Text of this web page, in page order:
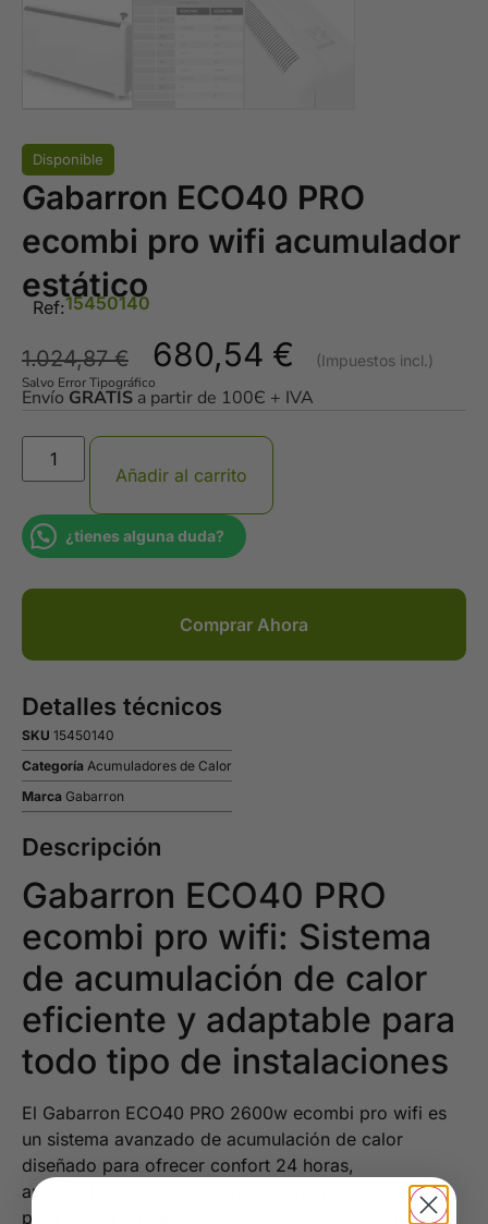
Disponible
Gabarron ECO40 PRO
ecombi pro wifi acumulador
estático
Ref:15450140
1.024,87€ 680,54 €
Salvo Error Tipográfico
Envío GRATIS a partir de 100Є + IVA
Añadir al carrito
¿tienes alguna duda?
Comprar Ahora
Detalles técnicos
SKU 15450140
Categoría Acumuladores de Calor
Marca Gabarron
Descripción
Gabarron ECO40 PRO
ecombi pro wifi: Sistema
de acumulación de calor
eficiente y adaptable para
todo tipo de instalaciones
El Gabarron ECO40 PRO 2600w ecombi pro wifi es
un sistema avanzado de acumulación de calor
diseñado para ofrecer confort 24 horas,
aprovechando las horas más económicas del día
para cargar y mantener una temperatura estable en